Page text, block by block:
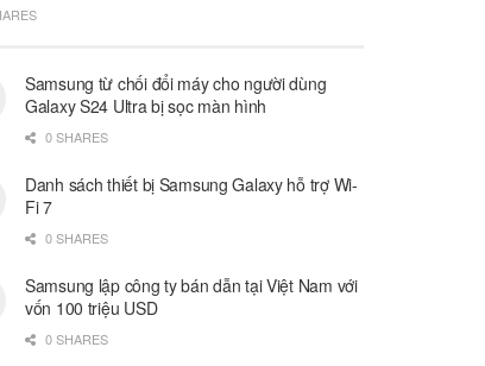
Samsung từ chối đổi máy cho người dùng
Galaxy S24 Ultra bị sọc màn hình
0 SHARES
Danh sách thiết bị Samsung Galaxy hỗ trợ Wi-
Fi 7
0 SHARES
Samsung lập công ty bán dẫn tại Việt Nam với
vốn 100 triệu USD
0 SHARES